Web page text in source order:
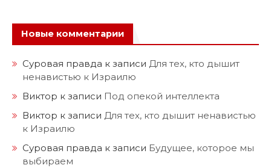
Новые комментарии
Суровая правда к записи Для тех, кто дышит
ненавистью к Израилю
Виктор к записи Под опекой интеллекта
Виктор к записи Для тех, кто дышит ненавистью
к Израилю
Суровая правда к записи Будущее, которое мы
выбираем